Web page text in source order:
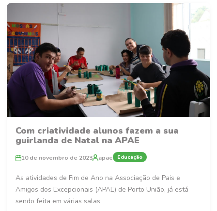
Com criatividade alunos fazem a sua
guirlanda de Natal na APAE
10 de novembro de 2023 apae Educação
As atividades de Fim de Ano na Associação de Pais e
Amigos dos Excepcionais (APAE) de Porto União, já está
sendo feita em várias salas